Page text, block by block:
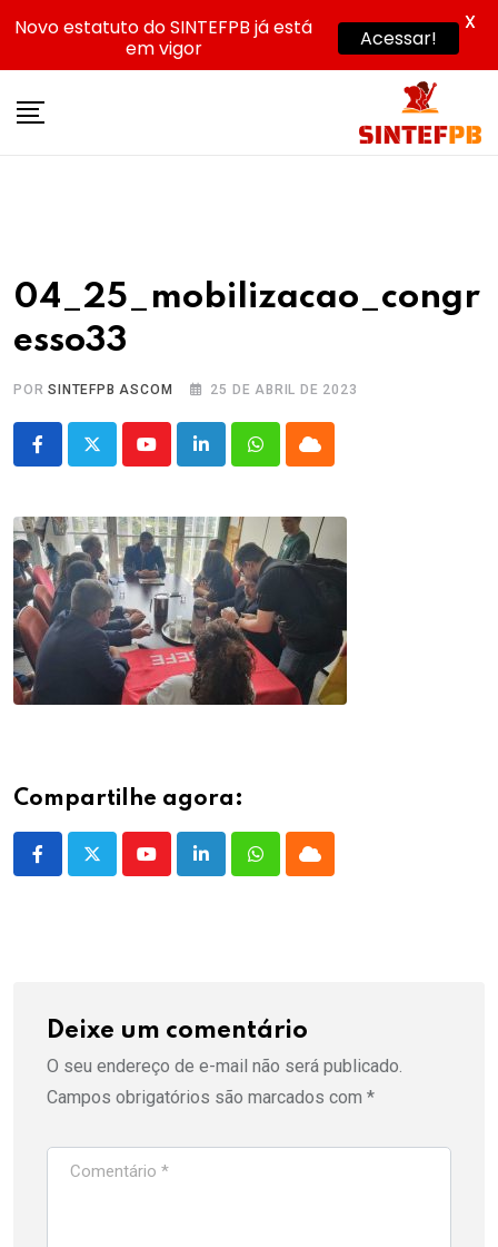
04_25_mobilizacao_congr
esso33
PORSINTEFPB ASCOM 25 DE ABRIL DE 2023
YoutubeLinkedInWhatsappCloud
Compartilhe agora:
YoutubeLinkedInWhatsappCloud
Deixe um comentário
O seu endereço de e-mail não será publicado.
Campos obrigatórios são marcados com *
Novo estatuto do SINTEFPB já está
em vigor
Acessar!
X